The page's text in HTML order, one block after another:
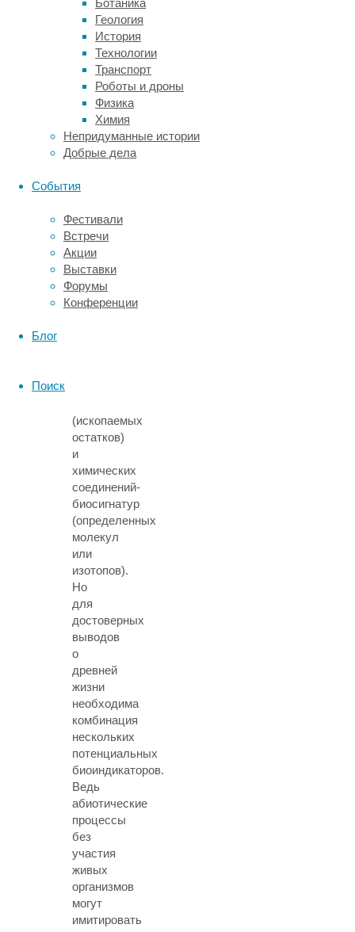
Ботаника
Геология
История
Технологии
Транспорт
Роботы и дроны
Физика
Химия
Непридуманные истории
Добрые дела
События
Фестивали
Встречи
Акции
Выставки
Форумы
Конференции
Блог
Поиск
организмов),
крайне
редко
сохраняются
из-
за
постоянного
обновления
земной
коры.
Информацию
реконструкции
ранних
экосистем
обычно
добывают
из
(ископаемых
остатков)
и
химических
соединений-
биосигнатур
(определенных
молекул
или
изотопов).
Но
для
достоверных
выводов
о
древней
жизни
необходима
комбинация
нескольких
потенциальных
биоиндикаторов.
Ведь
абиотические
процессы
без
участия
живых
организмов
могут
имитировать